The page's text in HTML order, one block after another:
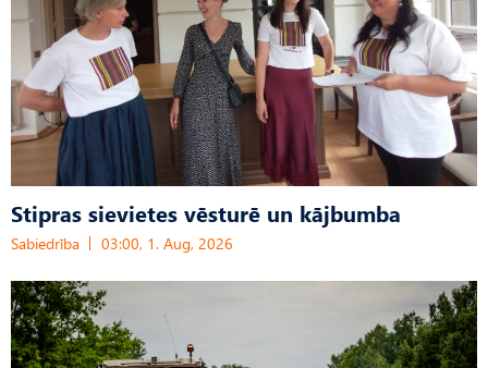
Stipras sievietes vēsturē un kājbumba
Sabiedrība 03:00, 1. Aug, 2026